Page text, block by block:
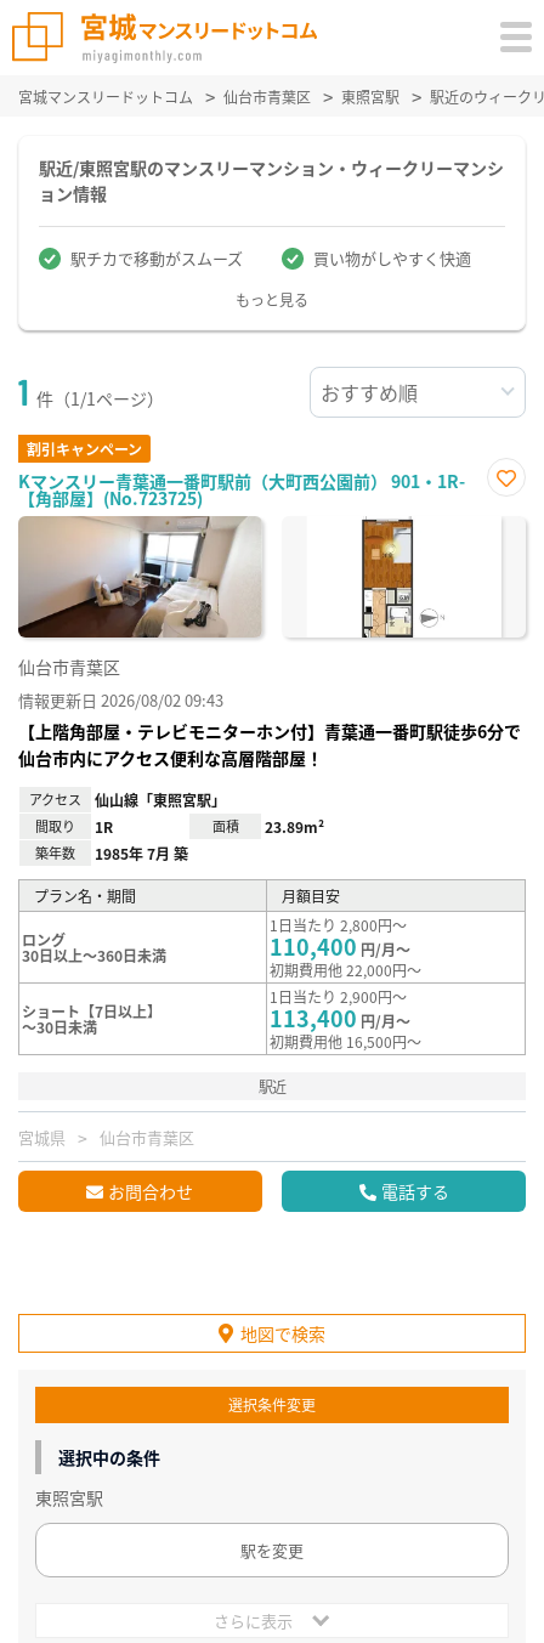
宮城マンスリードットコム 仙台市青葉区 東照宮駅 駅近のウィーク
駅近/東照宮駅のマンスリーマンション・ウィークリーマンシ
ョン情報
駅チカで移動がスムーズ 買い物がしやすく快適
もっと見る
1 件（1/1ページ）
割引キャンペーン
Kマンスリー青葉通一番町駅前（大町西公園前） 901・1R-
【角部屋】(No.723725)
に入
仙台市青葉区
情報更新日 2026/08/02 09:43
【上階角部屋・テレビモニターホン付】青葉通一番町駅徒歩6分で
仙台市内にアクセス便利な高層階部屋！
アクセス 仙山線「東照宮駅」
間取り 1R 面積 23.89m²
築年数 1985年 7月 築
プラン名・期間 月額目安
ロング
30日以上～360日未満
1日当たり 2,800円～
110,400 円/月～
初期費用他 22,000円～
ショート【7日以上】
～30日未満
1日当たり 2,900円～
113,400 円/月～
初期費用他 16,500円～
駅近
宮城県 仙台市青葉区
お問合わせ 電話する
地図で検索
選択条件変更
選択中の条件
東照宮駅
駅を変更
さらに表示